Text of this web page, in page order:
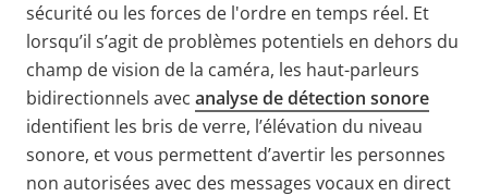
sécurité ou les forces de l'ordre en temps réel. Et
lorsqu’il s’agit de problèmes potentiels en dehors du
champ de vision de la caméra, les haut-parleurs
bidirectionnels avec analyse de détection sonore
identifient les bris de verre, l’élévation du niveau
sonore, et vous permettent d’avertir les personnes
non autorisées avec des messages vocaux en direct